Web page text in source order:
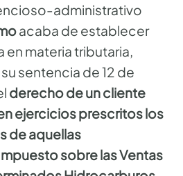
administrativo
acaba de establecer
en materia tributaria,
sentencia de 12 de
derecho de un cliente
ejercicios prescritos los
de aquellas
sobre las Ventas